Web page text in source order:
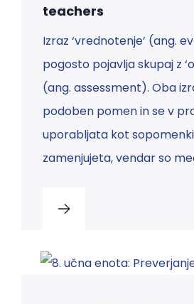
teachers
Izraz ‘vrednotenje’ (ang.
pogosto pojavlja skupaj z
(ang. assessment). Oba
podoben pomen in se v
uporabljata kot
zamenjujeta, vendar so